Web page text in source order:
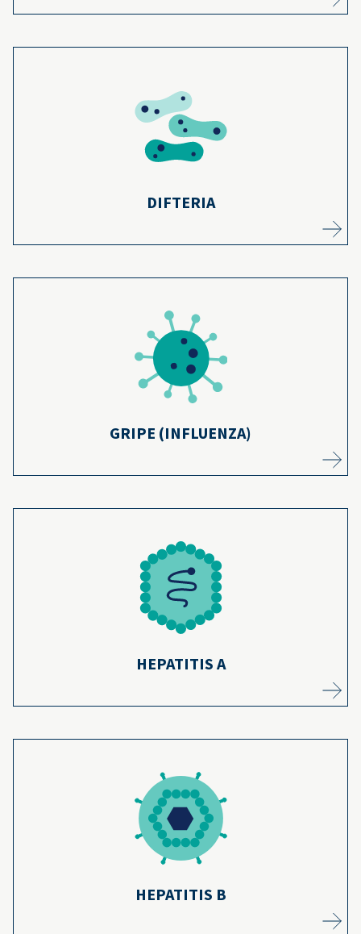
DIFTERIA
Gracias a que la mayoría de los niños reciben
vacunas contra la difteria, los casos se han
reducido en un 99.9% desde la década de
GRIPE (INFLUENZA)
Millones de niños han sido vacunados de
manera segura contra la gripe en los últimos
Más información
HEPATITIS A
La hepatitis A solía ser más común, pero la
vacuna previene miles de casos cada año.
Más información
HEPATITIS B
La vacuna contra la hepatitis B ha protegido
a los bebés de desarrollar problemas
hepáticos crónicos durante más de 30
Más información